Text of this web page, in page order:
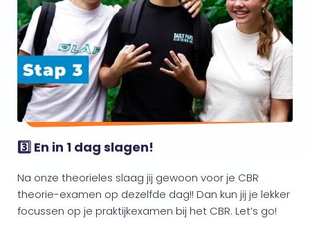
3️⃣ En in 1 dag slagen!
Na onze theorieles slaag jij gewoon voor je CBR
theorie-examen op dezelfde dag!! Dan kun jij je lekker
focussen op je praktijkexamen bij het CBR. Let’s go!